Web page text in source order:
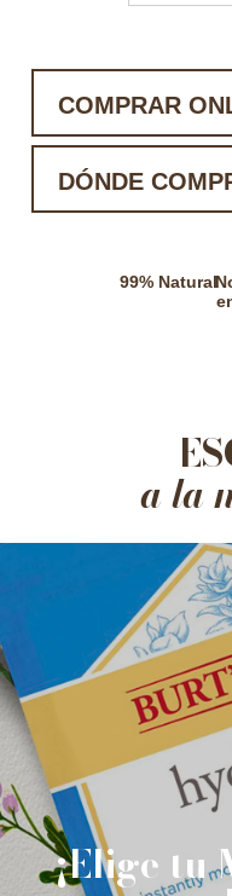
COMPRAR
DÓNDE
99% Natural
a la
¡Elige tu